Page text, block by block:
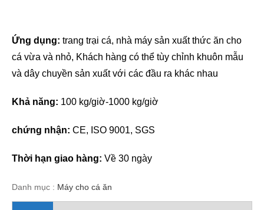
Ứng dụng: trang trại cá, nhà máy sản xuất thức ăn cho
cá vừa và nhỏ, Khách hàng có thể tùy chỉnh khuôn mẫu
và dây chuyền sản xuất với các đầu ra khác nhau
Khả năng: 100 kg/giờ-1000 kg/giờ
chứng nhận: CE, ISO 9001, SGS
Thời hạn giao hàng: Về 30 ngày
Danh mục : Máy cho cá ăn